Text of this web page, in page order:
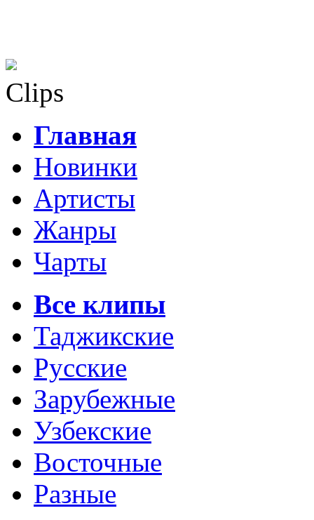
Clips
Главная
Новинки
Артисты
Жанры
Чарты
Все клипы
Таджикские
Русские
Зарубежные
Узбекские
Восточные
Разные